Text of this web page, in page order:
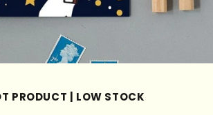
PRODUCT | LOW STOCK